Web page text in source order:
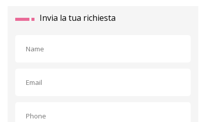
Invia la tua richiesta